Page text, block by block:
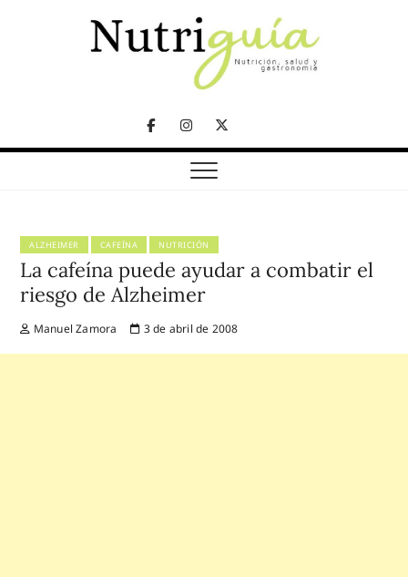
FacebookInstagram
Twitter
Telegram
Nutriguía (Desde
2002)
ALZHEIMER CAFEÍNA NUTRICIÓN
La cafeína puede ayudar a combatir el
riesgo de Alzheimer
Manuel Zamora 3 de abril de 2008